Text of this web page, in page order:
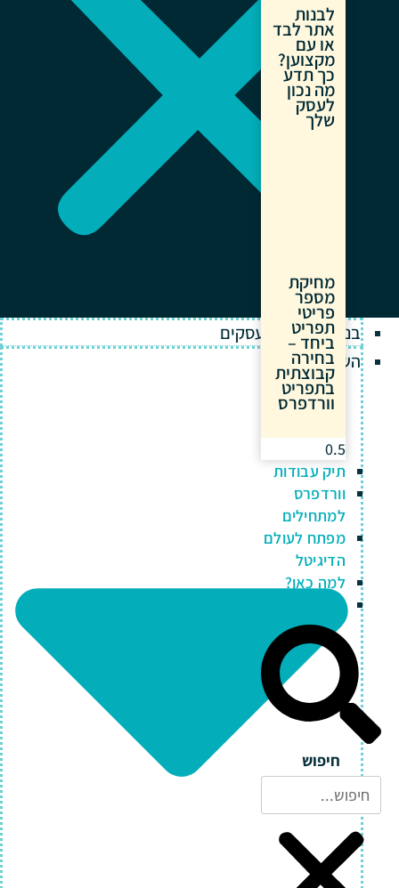
לבנות
אתר לבד
או עם
מקצוען?
כך תדע
מה נכון
לעסק
שלך
מחיקת
מספר
פריטי
תפריט
ביחד –
בחירה
קבוצתית
בתפריט
וורדפרס
תיק עבודות
וורדפרס
למתחילים
מפתח לעולם
הדיגיטל
למה כאן?
צרו קשר
חיפוש
בניית אתרים לעסקים
השירותים שלנו